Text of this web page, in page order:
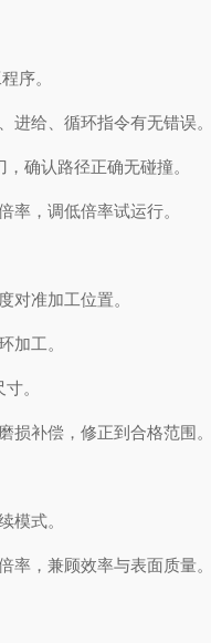
序。
给、循环指令有无错误
确认路径正确无碰撞。
，调低倍率试运行。
准加工位置。
工。
。
补偿，修正到合格范围
式。
，兼顾效率与表面质量